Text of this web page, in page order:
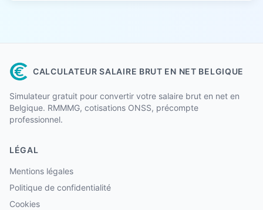
CALCULATEUR SALAIRE BRUT EN NET BELGIQUE
Simulateur gratuit pour convertir votre salaire brut en net en
Belgique. RMMMG, cotisations ONSS, précompte
professionnel.
LÉGAL
Mentions légales
Politique de confidentialité
Cookies